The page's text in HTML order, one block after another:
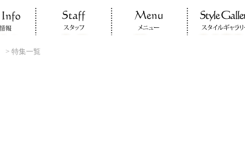
> 特集一覧